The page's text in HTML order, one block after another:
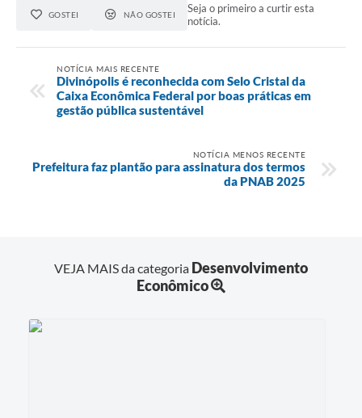
GOSTEI NÃO GOSTEI
Seja o primeiro a curtir esta
notícia.
NOTÍCIA MAIS RECENTE
Divinópolis é reconhecida com Selo Cristal da
Caixa Econômica Federal por boas práticas em
gestão pública sustentável
NOTÍCIA MENOS RECENTE
Prefeitura faz plantão para assinatura dos termos
da PNAB 2025
VEJA MAIS da categoria Desenvolvimento
Econômico